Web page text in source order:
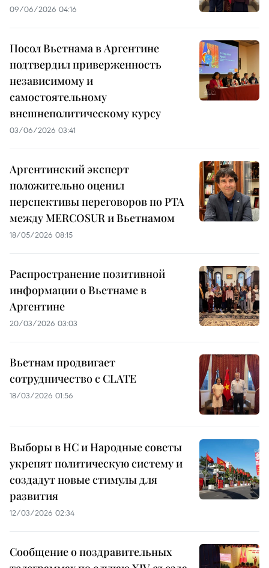
09/06/2026 04:16
Посол Вьетнама в Аргентине
подтвердил приверженность
независимому и
самостоятельному
внешнеполитическому курсу
03/06/2026 03:41
Аргентинский эксперт
положительно оценил
перспективы переговоров по PTA
между MERCOSUR и Вьетнамом
18/05/2026 08:15
Распространение позитивной
информации о Вьетнаме в
Аргентине
20/03/2026 03:03
Вьетнам продвигает
сотрудничество с CLATE
18/03/2026 01:56
Выборы в НС и Народные советы
укрепят политическую систему и
создадут новые стимулы для
развития
12/03/2026 02:34
Сообщение о поздравительных